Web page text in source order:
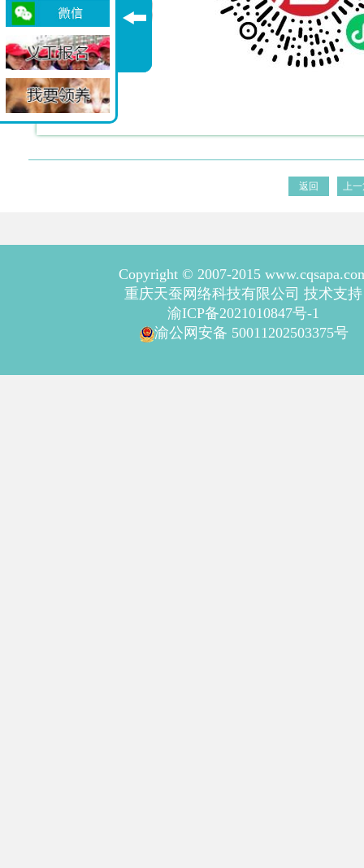
返回 上
Copyright © 2007-2015
重庆天蚕网络科技有限公司 技术支持
渝ICP备2021010847号-1
渝公网安备 50011202503375号